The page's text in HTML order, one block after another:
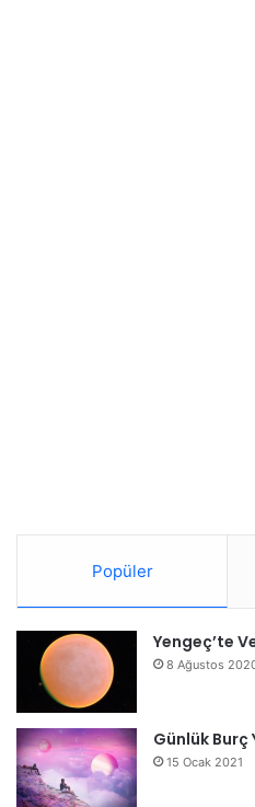
Popüler
Yengeç’te
8 Ağustos
Günlük Burç
15 Ocak 2021